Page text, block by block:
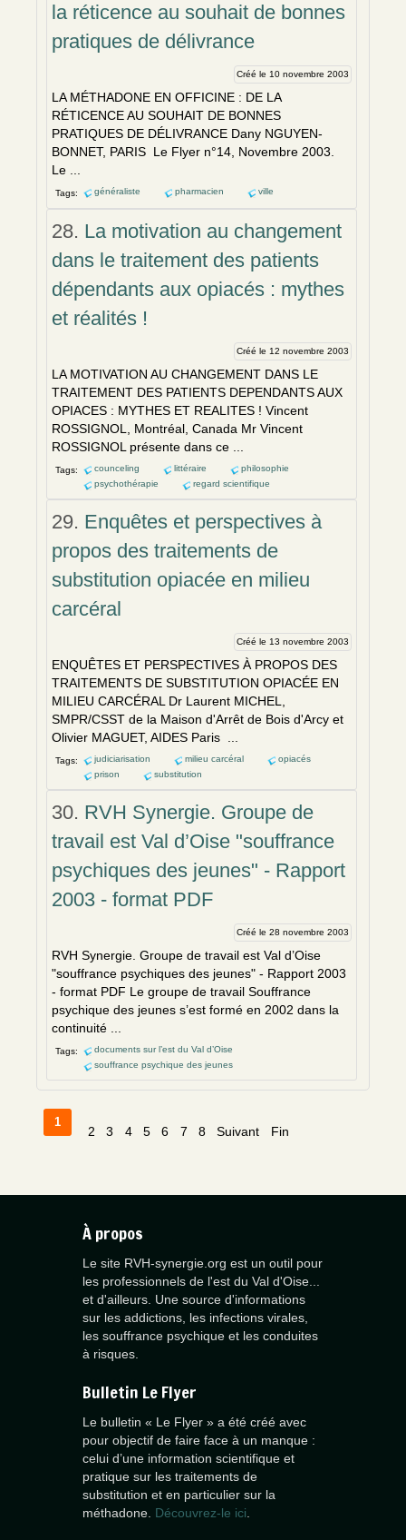
la réticence au souhait de bonnes
pratiques de délivrance
Créé le 10 novembre 2003
LA MÉTHADONE EN OFFICINE : DE LA
RÉTICENCE AU SOUHAIT DE BONNES
PRATIQUES DE DÉLIVRANCE Dany NGUYEN-
BONNET, PARIS Le Flyer n°14, Novembre 2003.
Le ...
Tags: généraliste pharmacien ville
28. La motivation au changement
dans le traitement des patients
dépendants aux opiacés : mythes
et réalités !
Créé le 12 novembre 2003
LA MOTIVATION AU CHANGEMENT DANS LE
TRAITEMENT DES PATIENTS DEPENDANTS AUX
OPIACES : MYTHES ET REALITES ! Vincent
ROSSIGNOL, Montréal, Canada Mr Vincent
ROSSIGNOL présente dans ce ...
Tags: counceling littéraire
philosophie
psychothérapie
regard scientifique
29. Enquêtes et perspectives à
propos des traitements de
substitution opiacée en milieu
carcéral
Créé le 13 novembre 2003
ENQUÊTES ET PERSPECTIVES À PROPOS DES
TRAITEMENTS DE SUBSTITUTION OPIACÉE EN
MILIEU CARCÉRAL Dr Laurent MICHEL,
SMPR/CSST de la Maison d'Arrêt de Bois d'Arcy et
Olivier MAGUET, AIDES Paris ...
Tags: judiciarisation milieu carcéral
opiacés
prison
substitution
30. RVH Synergie. Groupe de
travail est Val d’Oise "souffrance
psychiques des jeunes" - Rapport
2003 - format PDF
Créé le 28 novembre 2003
RVH Synergie. Groupe de travail est Val d’Oise
"souffrance psychiques des jeunes" - Rapport 2003
- format PDF Le groupe de travail Souffrance
psychique des jeunes s’est formé en 2002 dans la
continuité ...
Tags:
documents sur l’est du Val d’Oise
souffrance psychique des jeunes
1
2 3 4 5 6 7 8 Suivant Fin
À propos
Le site RVH-synergie.org est un outil pour
les professionnels de l'est du Val d'Oise...
et d'ailleurs. Une source d'informations
sur les addictions, les infections virales,
les souffrance psychique et les conduites
à risques.
Bulletin Le Flyer
Le bulletin « Le Flyer » a été créé avec
pour objectif de faire face à un manque :
celui d’une information scientifique et
pratique sur les traitements de
substitution et en particulier sur la
méthadone. Découvrez-le ici